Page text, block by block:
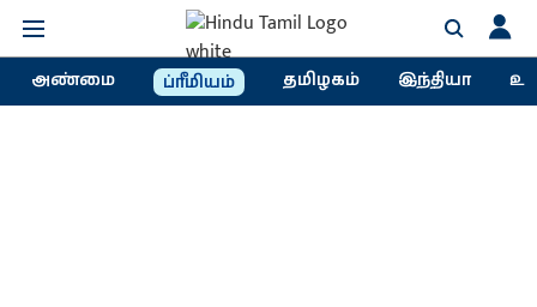
அண்மை ப்ரீமியம் தமிழகம் இந்தியா